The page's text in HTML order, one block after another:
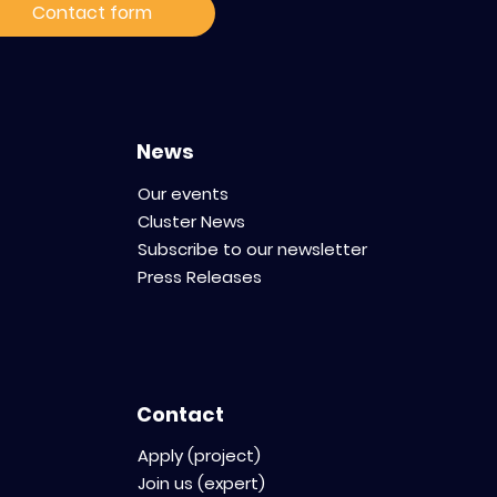
Contact form
News
Our events
Cluster News
Subscribe to our newsletter
Press Releases
Contact
Apply (project)
Join us (expert)